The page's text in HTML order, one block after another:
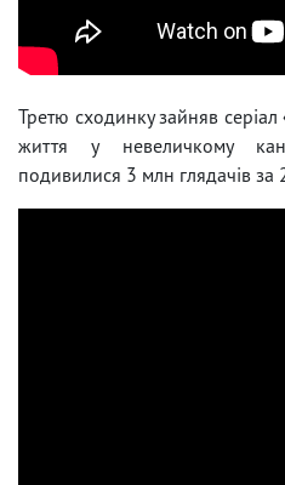
Третю сходинку зайняв серіал
життя у невеличкому
подивилися 3 млн глядачів